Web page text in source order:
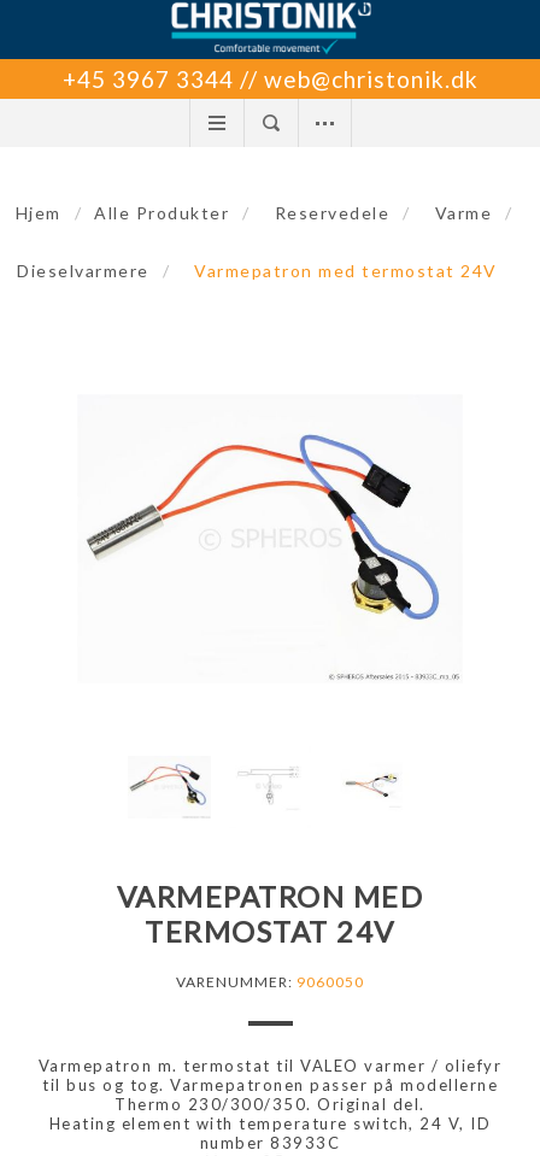
+45 3967 3344 // web@christonik.dk
Hjem / Alle Produkter / Reservedele / Varme /
Dieselvarmere / Varmepatron med termostat 24V
VARMEPATRON MED
TERMOSTAT 24V
VARENUMMER: 9060050
Varmepatron m. termostat til VALEO varmer / oliefyr
til bus og tog. Varmepatronen passer på modellerne
Thermo 230/300/350. Original del.
Heating element with temperature switch, 24 V, ID
number 83933C